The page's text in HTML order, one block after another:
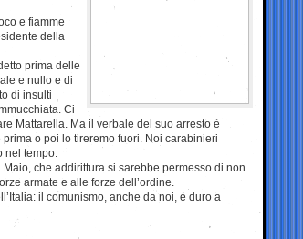
e fiamme
della
prima delle
e nullo e di
di insulti
Ci
Mattarella. Ma il verbale del suo arresto è
o poi lo tireremo fuori. Noi carabinieri
nel tempo.
che addirittura si sarebbe permesso di non
armate e alle forze dell’ordine.
il comunismo, anche da noi, è duro a